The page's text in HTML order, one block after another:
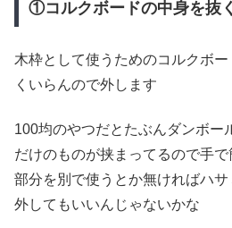
①コルクボードの中身を抜く
木枠として使うためのコルクボ
くいらんので外します
100均のやつだとたぶんダンボー
だけのものが挟まってるので手
部分を別で使うとか無ければハ
外してもいいんじゃないかな